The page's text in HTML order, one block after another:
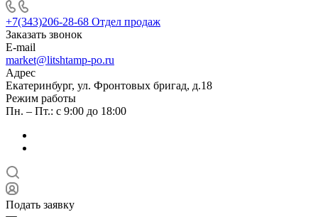
+7(343)206-28-68 Отдел продаж
Заказать звонок
E-mail
market@litshtamp-po.ru
Адрес
Екатеринбург, ул. Фронтовых бригад, д.18
Режим работы
Пн. – Пт.: с 9:00 до 18:00
Подать заявку